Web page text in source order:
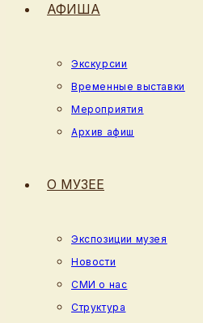
АФИША
Экскурсии
Временные выставки
Мероприятия
Архив афиш
О МУЗЕЕ
Экспозиции музея
Новости
СМИ о нас
Структура